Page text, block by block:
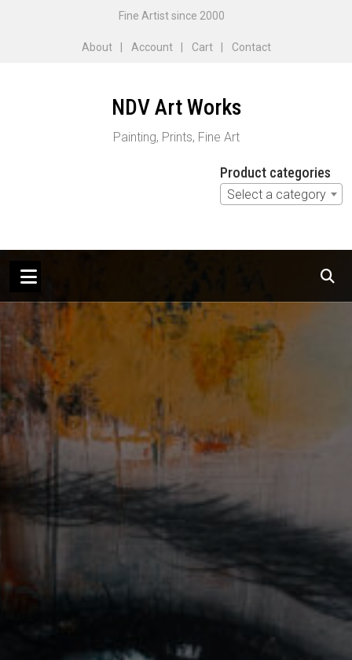
Fine Artist since 2000
About Account Cart Contact
NDV Art Works
Painting, Prints, Fine Art
Product categories
Select a category